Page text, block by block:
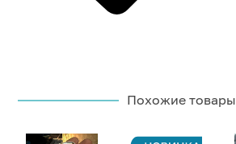
Похожие товары